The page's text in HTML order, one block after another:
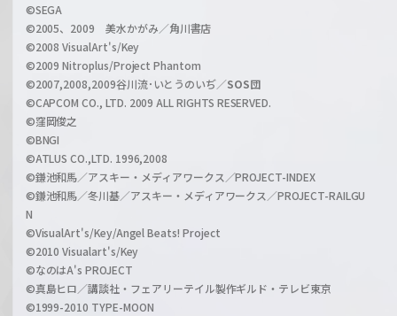
n
l
©SEGA
©2005、2009 美水かがみ／角川書店
©2008 VisualArt's/Key
©2009 Nitroplus/Project Phantom
©2007,2008,2009谷川流･いとうのいぢ／SOS団
©CAPCOM CO., LTD. 2009 ALL RIGHTS RESERVED.
©窪岡俊之
©BNGI
©ATLUS CO.,LTD. 1996,2008
©鎌池和馬／アスキー・メディアワークス／PROJECT-INDEX
©鎌池和馬／冬川基／アスキー・メディアワークス／PROJECT-RAILGU
N
©VisualArt's/Key/Angel Beats! Project
©2010 Visualart's/Key
©なのはA's PROJECT
©真島ヒロ／講談社・フェアリーテイル製作ギルド・テレビ東京
©1999-2010 TYPE-MOON